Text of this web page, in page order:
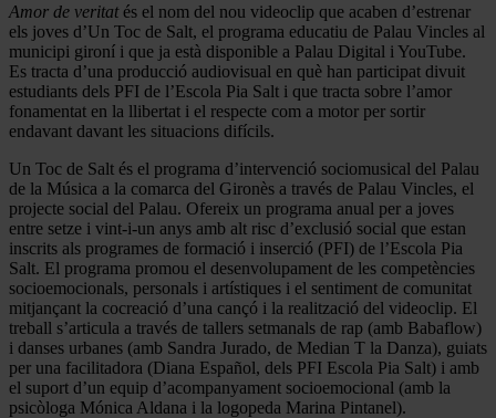
Amor de veritatés el nom del nou videoclip que acaben d’estrenar
els joves d’Un Toc de Salt, el programa educatiu de Palau Vincles al
municipi gironí i que ja està disponible a Palau Digital i YouTube.
Es tracta d’una producció audiovisual en què han participat divuit
estudiants dels PFI de l’Escola Pia Salt i que tracta sobre l’amor
fonamentat en la llibertat i el respecte com a motor per sortir
endavant davant les situacions difícils.
Un Toc de Salt és el programa d’intervenció sociomusical del Palau
de la Música a la comarca del Gironès a través de Palau Vincles, el
projecte social del Palau. Ofereix un programa anual per a joves
entre setze i vint-i-un anys amb alt risc d’exclusió social que estan
inscrits als programes de formació i inserció (PFI) de l’Escola Pia
Salt. El programa promou el desenvolupament de les competències
socioemocionals, personals i artístiques i el sentiment de comunitat
mitjançant la cocreació d’una cançó i la realització del videoclip. El
treball s’articula a través de tallers setmanals de rap (amb Babaflow)
i danses urbanes (amb Sandra Jurado, de Median T la Danza), guiats
per una facilitadora (Diana Español, dels PFI Escola Pia Salt) i amb
el suport d’un equip d’acompanyament socioemocional (amb la
psicòloga Mónica Aldana i la logopeda Marina Pintanel).